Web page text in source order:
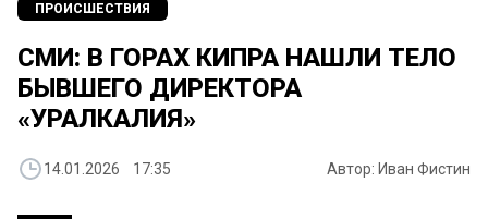
ПРОИСШЕСТВИЯ
СМИ: В ГОРАХ КИПРА НАШЛИ ТЕЛО
БЫВШЕГО ДИРЕКТОРА
«УРАЛКАЛИЯ»
14.01.2026 17:35 Автор: Иван Фистин